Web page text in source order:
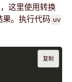
这里使用转换
果。执行代码 uv
复制